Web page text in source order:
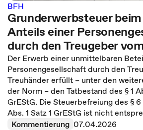
BFH
Grunderwerbsteuer
Anteils einer
durch den Treugeber
Der Erwerb einer unmittelbaren
Personengesellschaft durch den
Treuhänder erfüllt – unter den
der Norm – den Tatbestand des § 1
GrEStG. Die Steuerbefreiung des § 6
Abs. 1 Satz 1 GrEStG ist nicht
Kommentierung 07.04.2026